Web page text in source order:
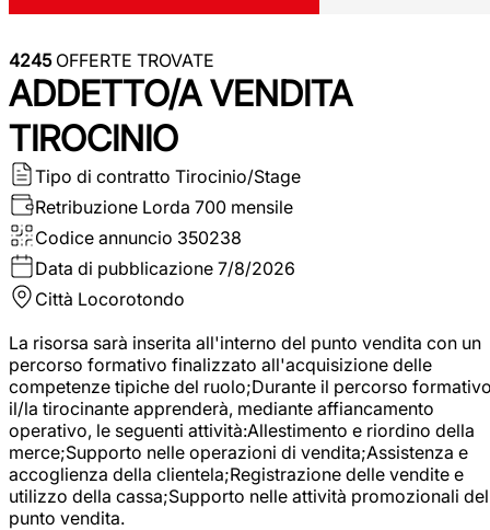
4245OFFERTE TROVATE
ADDETTO/A VENDITA
TIROCINIO
Tipo di contratto Tirocinio/Stage
Retribuzione Lorda 700 mensile
Codice annuncio 350238
Data di pubblicazione 7/8/2026
Città Locorotondo
La risorsa sarà inserita all'interno del punto vendita con un
percorso formativo finalizzato all'acquisizione delle
competenze tipiche del ruolo;Durante il percorso
il/la tirocinante apprenderà, mediante affiancamento
operativo, le seguenti attività:Allestimento e riordino della
merce;Supporto nelle operazioni di vendita;Assistenza e
accoglienza della clientela;Registrazione delle vendite e
utilizzo della cassa;Supporto nelle attività promozionali del
punto vendita.